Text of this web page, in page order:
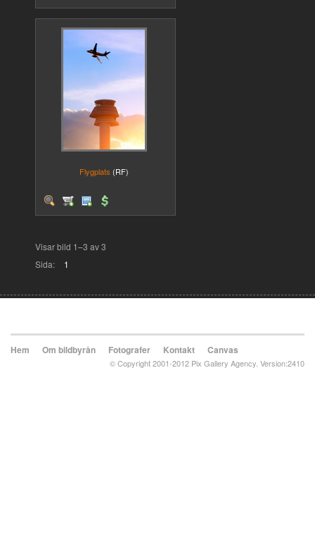
Flygplats (RF)
Visar bild 1–3 av 3
Sida:
1
Hem Om bildbyrån Fotografer Kontakt Canvas
© Copyright 2001-2012 Pix Gallery Agency. Version:2410